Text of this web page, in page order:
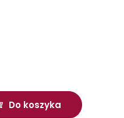
Do koszyka